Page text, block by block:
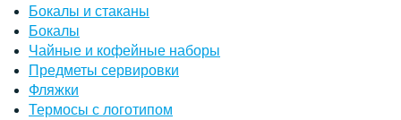
Бокалы и стаканы
Бокалы
Чайные и кофейные наборы
Предметы сервировки
Фляжки
Термосы с логотипом